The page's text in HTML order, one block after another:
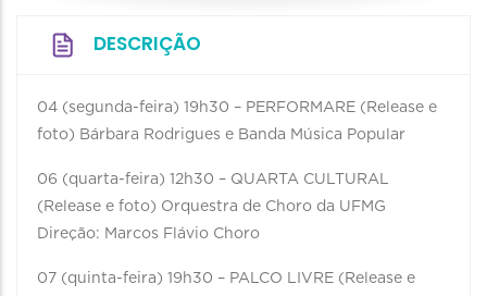
DESCRIÇÃO
04 (segunda-feira) 19h30 – PERFORMARE (Release e
foto) Bárbara Rodrigues e Banda Música Popular
06 (quarta-feira) 12h30 – QUARTA CULTURAL
(Release e foto) Orquestra de Choro da UFMG
Direção: Marcos Flávio Choro
07 (quinta-feira) 19h30 – PALCO LIVRE (Release e